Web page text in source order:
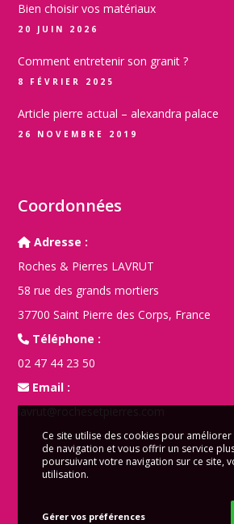
Bien choisir vos matériaux
20 JUIN 2026
Comment entretenir son granit ?
8 FÉVRIER 2025
Article pierre actual – alexandra palace
26 NOVEMBRE 2019
Coordonnées
Adresse :
Roches & Pierres LAVRUT
58 rue des grands mortiers
37700 Saint Pierre des Corps, France
Téléphone :
02 47 44 23 50
Email :
lavrut@rochesetpierres.com
Ce site utilise des cookies pour
de navigation et vous offrir un service
poursuivant votre navigation sur ce site,
utilisation.
Gérer vos préférences